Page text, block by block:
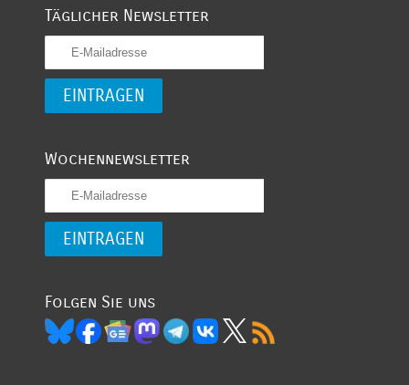
Täglicher Newsletter
Wochennewsletter
Folgen Sie uns